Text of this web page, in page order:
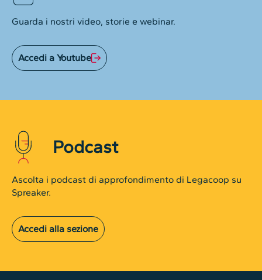
Guarda i nostri video, storie e webinar.
Accedi a Youtube
Podcast
Ascolta i podcast di approfondimento di Legacoop su
Spreaker.
Accedi alla sezione